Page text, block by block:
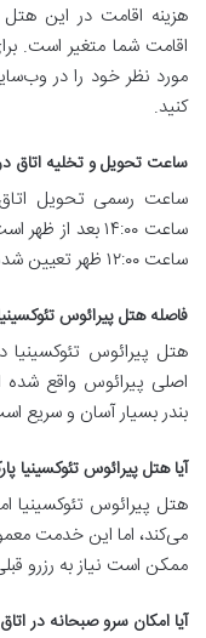
هزینه اقامت در این
اقامت شما متغیر است.
مورد نظر خود را در
کنید.
ساعت تحویل و تخلیه اتاق
ساعت رسمی تحویل
ساعت ۱۴:۰۰ بعد
ساعت ۱۲:۰۰ ظهر تعیین شده است.
فاصله هتل پیرائوس
هتل پیرائوس
اصلی پیرائوس واقع
بندر بسیار آسان و سریع
آیا هتل پیرائوس تئوکسینیا
هتل پیرائوس تئوکسینیا
می‌کند، اما این خدمت
ممکن است نیاز به رزرو
آیا امکان سرو صبحانه در